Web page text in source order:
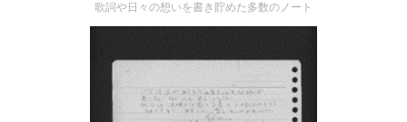
歌詞や日々の想いを書き貯めた多数のノート